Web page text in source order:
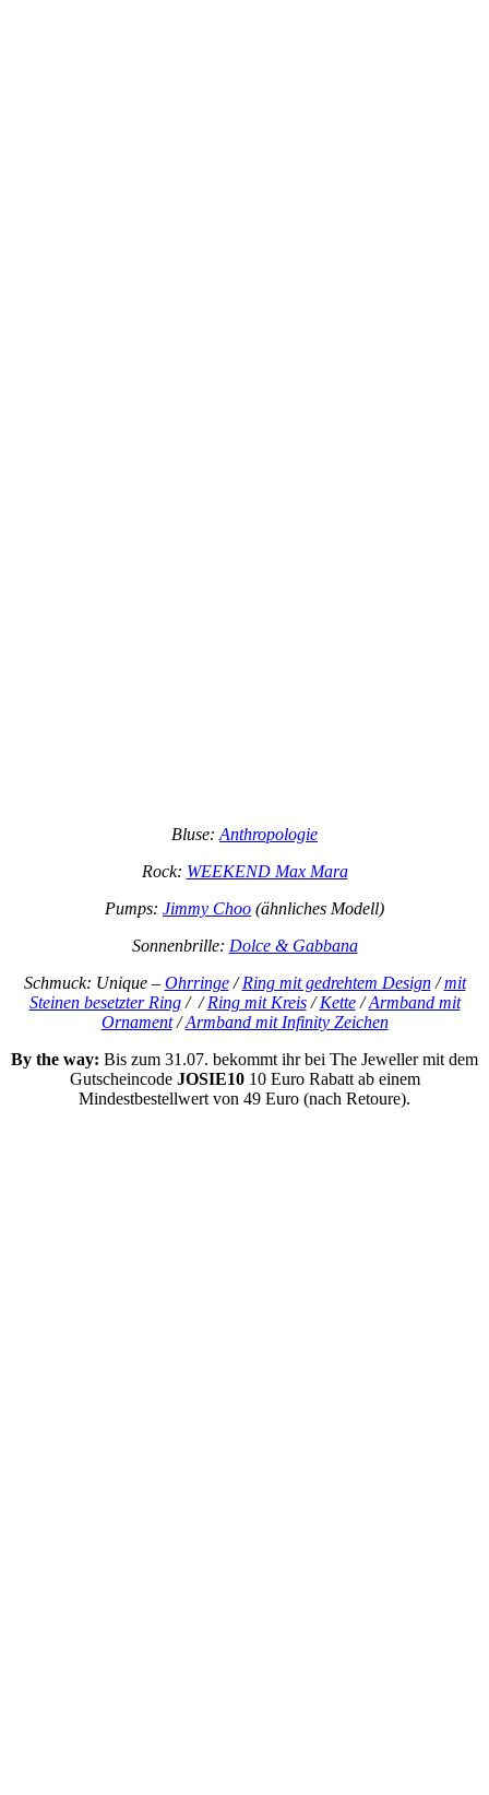
Bluse: Anthropologie
Rock: WEEKEND Max Mara
Pumps: Jimmy Choo (ähnliches Modell)
Sonnenbrille: Dolce & Gabbana
Schmuck: Unique – Ohrringe/Ring mit gedrehtem Design/mit
Steinen besetzter Ring/ /Ring mit Kreis/Kette/Armband mit
Ornament/Armband mit Infinity Zeichen
By the way: Bis zum 31.07. bekommt ihr bei The Jeweller mit dem
Gutscheincode JOSIE1010 Euro Rabatt ab einem
Mindestbestellwert von 49 Euro (nach Retoure).